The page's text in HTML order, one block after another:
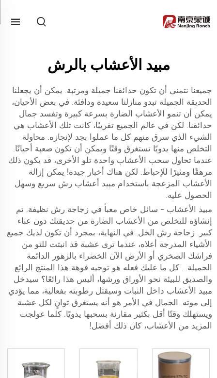
مبيد الأعشاب بالرش
جميعنا نتمنى أن تكون حدائقنا جميلة ومرتبة. يمكن أن يجعلنا
الحديقة الجميلة تبدو منازلنا سعيدة ودافئة. في بعض الأحيان،
يمكن أن تنمو الأعشاب الضارة بسرعة كبيرة وتفسد جمال
حدائقنا. لكن في عالم الجميع تقريبًا، كانت تلك الأعشاب هي
الشيء الذي سرق منهم كل ما عملوا بجد لإنجازه. محاولة
التخلص منها يدويًا تستغرق وقتًا ويمكن أن تكون صعبة أحيانًا.
عندما تحاول سحب الأعشاب واحدة تلو الأخرى، قد يكون ذلك
مرهقًا ومثيرًا للإحباط. لكن هناك أخبار جيدة! يمكن إزالة
الأعشاب المزعجة باستخدام مبيد أعشاب رش سريع وسهل
الحصول عليه.
مبيد الأعشاب - سائل خاص معبأ في زجاجة رش نظيفة. تم
إنشاؤه للتخلص من الأعشاب الضارة من حديقتك دون عناء
كبير. زجاجة رش الخل. في النهاية، بمجرد أن تكون لديك جميع
الأشياء المدرجة أعلاه، عندما ترى عشبة قد انبتت للتو من
فراشك الصخري أو الأرض الآن الخضراء بالزهور الدائمة
الجميلة... كل ما عليك فعله هو توجيه فوهة هذا المنتج الرائع
والصديق للبيئة نحو الأوراق ورشها، أليس هذا رائعًا؟ سيدخل
مبيد الأعشاب داخل النبات وسيقتل رطوبته بفعالية، مما يؤدي
إلى موته. الجمال في الأمر هو أنه يستغرق ثوانٍ لكل عشبة
ويستهلك وقتًا أقل بكثير مقارنة بسحبها يدويًا. كلما عولجت
المزيد من الأعشاب، كان ذلك أفضل!